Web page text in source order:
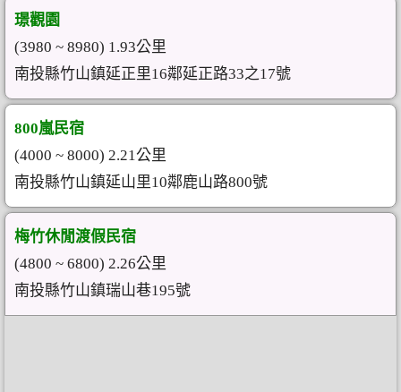
璟觀園
(3980 ~ 8980) 1.93公里
南投縣竹山鎮延正里16鄰延正路33之17號
800嵐民宿
(4000 ~ 8000) 2.21公里
南投縣竹山鎮延山里10鄰鹿山路800號
梅竹休閒渡假民宿
(4800 ~ 6800) 2.26公里
南投縣竹山鎮瑞山巷195號